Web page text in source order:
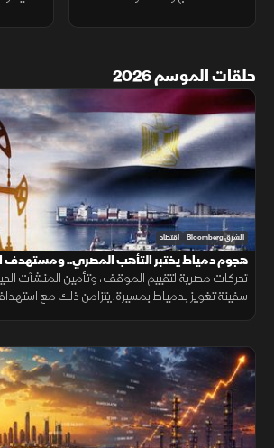
حلقات الموسم 2026
الشرق Bloomberg اقتصاد
هجوم دمياط يختبر التأهب المصري.. ومستهدف
4.8 مليار دولار
تحركات مصرية لتقييم الموقف، وتأمين المنشآت
سفينة تغويز بدمياط بمسيرة. يتزامن ذلك مع